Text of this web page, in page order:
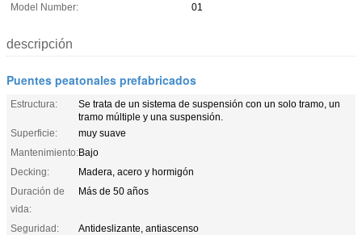
Model Number:
01
descripción
Puentes peatonales prefabricados
Estructura:
Se trata de un sistema de suspensión con un solo tramo, un
tramo múltiple y una suspensión.
Superficie:
muy suave
Mantenimiento:Bajo
Decking:
Madera, acero y hormigón
Duración de
vida:
Más de 50 años
Seguridad:
Antideslizante, antiascenso